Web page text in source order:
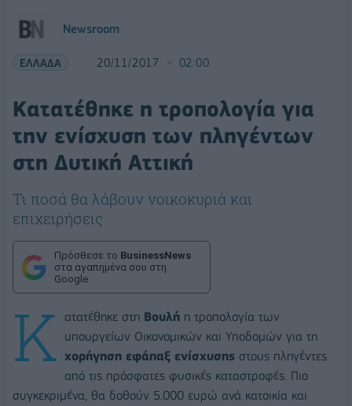
Newsroom
ΕΛΛΑΔΑ 20/11/2017 02:00
Κατατέθηκε η τροπολογία για
την ενίσχυση των πληγέντων
στη Δυτική Αττική
Τι ποσά θα λάβουν νοικοκυριά και
επιχειρήσεις
Πρόσθεσε το BusinessNews
στα αγαπημένα σου στη
Google
Κ ατατέθηκε στη Βουλή η τροπολογία των
υπουργείων Οικονομικών και Υποδομών για τη
χορήγηση εφάπαξ ενίσχυσης στους πληγέντες
από τις πρόσφατες φυσικές καταστροφές. Πιο
συγκεκριμένα, θα δοθούν 5.000 ευρώ ανά κατοικία και